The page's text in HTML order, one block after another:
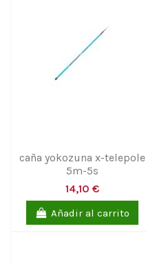
caña yokozuna x-telepole
5m-5s
14,10 €
Añadir al carrito